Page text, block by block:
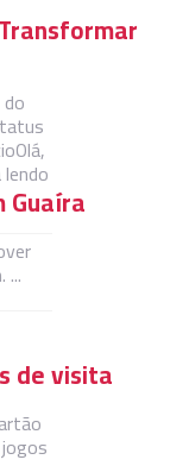
Guaíra
de visita